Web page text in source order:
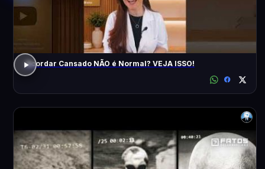
Acordar Cansado NÃO é Normal? VEJA ISSO!